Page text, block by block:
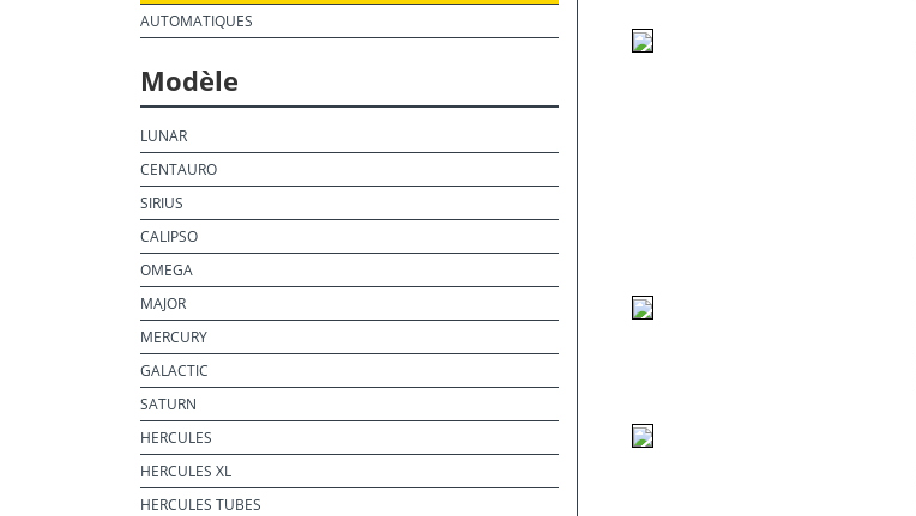
AUTOMATIQUES
Modèle
LUNAR
CENTAURO
SIRIUS
CALIPSO
OMEGA
MAJOR
MERCURY
GALACTIC
SATURN
HERCULES
HERCULES XL
HERCULES TUBES